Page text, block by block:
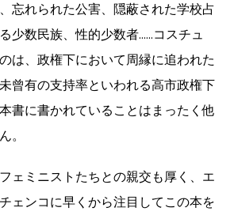
忘れられた公害、隠蔽された学校占
少数民族、性的少数者……コスチュ
は、政権下において周縁に追われた
曾有の支持率といわれる高市政権下
書に書かれていることはまったく他
。
ェミニストたちとの親交も厚く、エ
ェンコに早くから注目してこの本を